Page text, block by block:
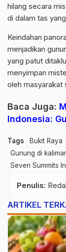
hilang secara
di dalam tas
Keindahan
menjadikan
yang patut
menyimpan
oleh masyarakat
Baca Juga:
Indonesia:
Tags Bukit Raya
Gunung di
Seven Summits
Penulis:
ARTIKEL